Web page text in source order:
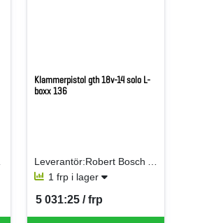
Klammerpistol gth 18v-14 solo L-
boxx 136
1 frp i lager
5 031:25 / frp
SEK per FRP